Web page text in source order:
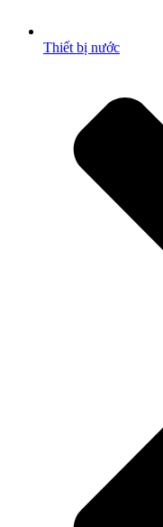
Thiết bị nước